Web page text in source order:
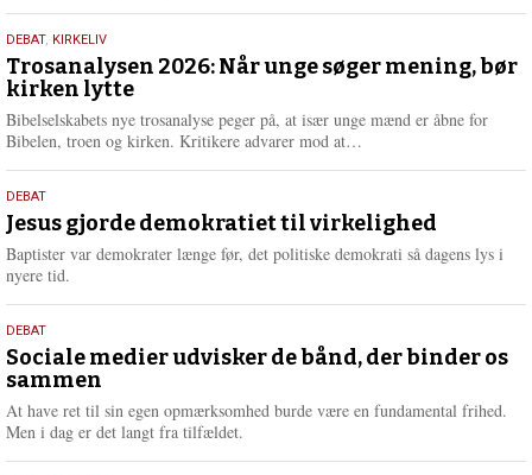
e
2.
juni
2026
DEBAT, KIRKELIV
Trosanalysen 2026: Når unge søger mening, bør
kirken lytte
Bibelselskabets nye trosanalyse peger på, at især unge mænd er åbne for
Bibelen, troen og kirken. Kritikere advarer mod at…
e
r
18.
maj
2026
DEBAT
Jesus gjorde demokratiet til virkelighed
Baptister var demokrater længe før, det politiske demokrati så dagens lys i
nyere tid.
18.
maj
2026
DEBAT
Sociale medier udvisker de bånd, der binder os
sammen
At have ret til sin egen opmærksomhed burde være en fundamental frihed.
Men i dag er det langt fra tilfældet.